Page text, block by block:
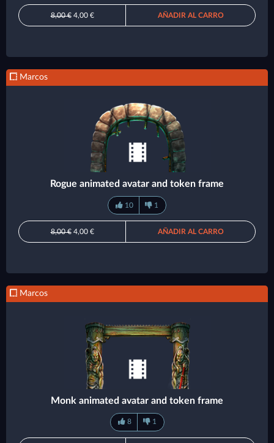
8,00 €4,00 € AÑADIR AL CARRO
Marcos
Rogue animated avatar and token frame
10 1
8,00 €4,00 € AÑADIR AL CARRO
Marcos
Monk animated avatar and token frame
8 1